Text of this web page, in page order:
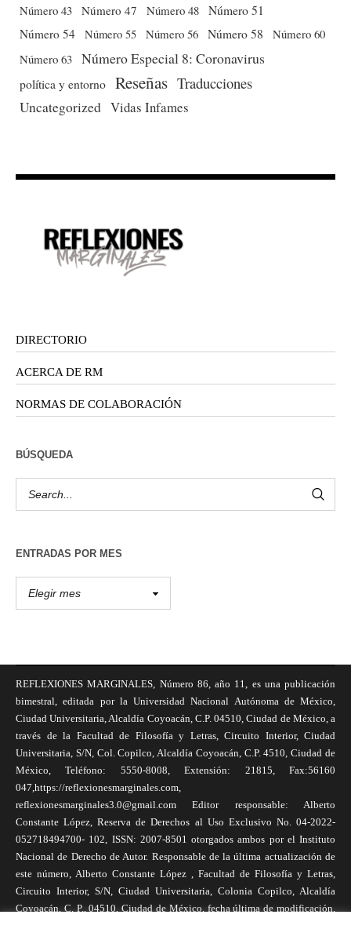
Número 43 Número 47 Número 48 Número 51
Número 54 Número 55 Número 56 Número 58
Número 60
Número 63 Número Especial 8: Coronavirus
política y entorno Reseñas Traducciones
Uncategorized Vidas Infames
DIRECTORIO
ACERCA DE RM
NORMAS DE COLABORACIÓN
BÚSQUEDA
ENTRADAS POR MES
REFLEXIONES MARGINALES, Número 86, año 11, es una publicación
bimestral, editada por la Universidad Nacional Autónoma de México,
Ciudad Universitaria, Alcaldía Coyoacán, C.P. 04510, Ciudad de México, a
través de la Facultad de Filosofía y Letras, Circuito Interior, Ciudad
Universitaria, S/N, Col. Copilco, Alcaldía Coyoacán, C.P. 4510, Ciudad de
México, Teléfono: 5550-8008, Extensión: 21815, Fax:56160
047,https://reflexionesmarginales.com,
reflexionesmarginales3.0@gmail.com Editor responsable: Alberto
Constante López, Reserva de Derechos al Uso Exclusivo No. 04-2022-
052718494700- 102, ISSN: 2007-8501 otorgados ambos por el Instituto
Nacional de Derecho de Autor. Responsable de la última actualización de
este número, Alberto Constante López , Facultad de Filosofía y Letras,
Circuito Interior, S/N, Ciudad Universitaria, Colonia Copilco, Alcaldía
Coyoacán, C. P., 04510, Ciudad de México, fecha última de modificación,